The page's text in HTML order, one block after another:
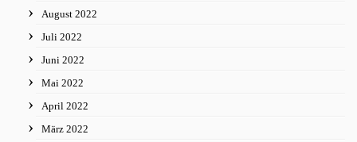
August 2022
Juli 2022
Juni 2022
Mai 2022
April 2022
März 2022